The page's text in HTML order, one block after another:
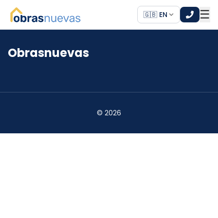
🇬🇧 EN ☰
*
Obrasnuevas
© 2026